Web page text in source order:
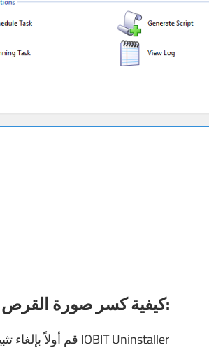
كيفية كسر صورة القرص النشط أو تسجيلها أو تنشيطها:
1- قم أولاً بإلغاء تثبيت الإصدار السابق بالكامل باستخدام IOBIT Uninstaller